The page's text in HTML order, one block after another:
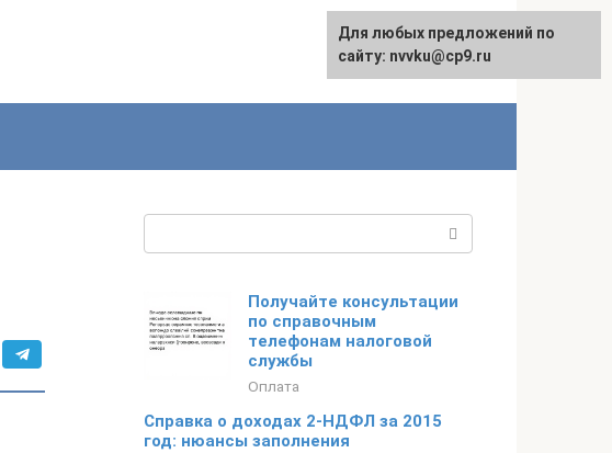
English
Получайте консультации
по справочным
телефонам налоговой
службы
Оплата
Справка о доходах 2-НДФЛ за 2015
год: нюансы заполнения
Для любых предложений по
сайту: nvvku@cp9.ru